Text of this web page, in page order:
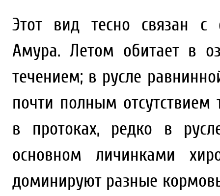
Этот вид тесно связан с
Амура. Летом обитает в
течением; в русле
почти полным отсутствием
в протоках, редко в
основном личинками
доминируют разные